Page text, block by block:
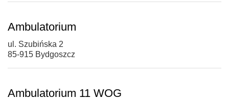
Ambulatorium
ul. Szubińska 2
85-915 Bydgoszcz
Ambulatorium 11 WOG